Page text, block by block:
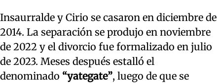
Insaurralde y Cirio se casaron en diciembre de
2014. La separación se produjo en noviembre
de 2022 y el divorcio fue formalizado en julio
de 2023. Meses después estalló el
denominado “yategate”, luego de que se